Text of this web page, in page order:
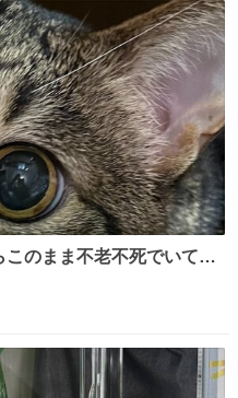
のまま不老不死でいてく
族が死に絶えて猫だけこ
とはできない…と思って
なと思ったのでやっぱり猫